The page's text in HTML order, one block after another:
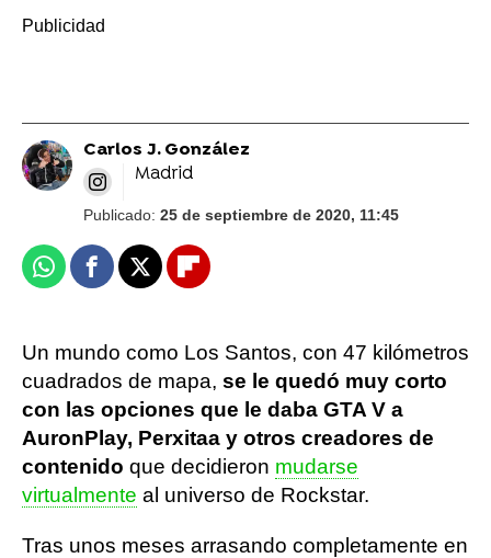
Carlos J. González
Madrid
Publicado: 25 de septiembre de 2020, 11:45
WhatsappFacebook
X Flipboard
Un mundo como Los Santos, con 47 kilómetros
cuadrados de mapa, se le quedó muy corto
con las opciones que le daba GTA V a
AuronPlay, Perxitaa y otros creadores de
contenido que decidieron mudarse
virtualmente al universo de Rockstar.
Tras unos meses arrasando completamente en